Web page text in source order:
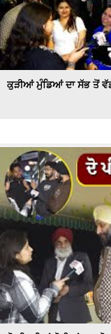
ਕੁੜੀਆਂ ਮੁੰਡਿਆਂ ਦਾ ਸੱਭ ਤੋਂ